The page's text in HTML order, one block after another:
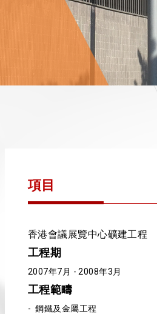
項目
香港會議展覽中心礦建工程
工程期
2007年7月 - 2008年3月
工程範疇
- 鋼鐵及金屬工程